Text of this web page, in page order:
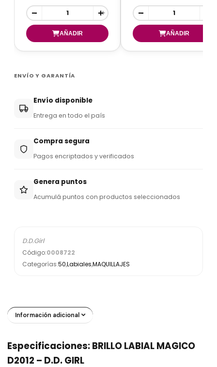
- + -
ENVÍO Y GARANTÍA
Envío disponible
Entrega en todo el país
Compra segura
Pagos encriptados y verificados
Genera puntos
Acumulá puntos con productos seleccionados
D.D.Girl
Código:0008722
Categorías:50,Labiales,MAQUILLAJES
Información adicional
Especificaciones: BRILLO LABIAL MAGICO
D2012 – D.D. GIRL